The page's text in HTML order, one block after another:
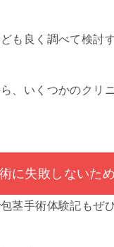
も良く調べて検討
、いくつかのクリ
に失敗しないた
包茎手術体験記もぜ